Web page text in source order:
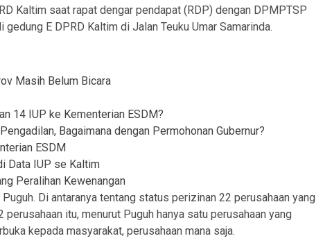
Kaltim saat rapat dengar pendapat (RDP) dengan DPMPTSP
E DPRD Kaltim di Jalan Teuku Umar Samarinda.
Masih Belum Bicara
14 IUP ke Kementerian ESDM?
Bagaimana dengan Permohonan Gubernur?
ESDM
Data IUP se Kaltim
Peralihan Kewenangan
Di antaranya tentang status perizinan 22 perusahaan yang
itu, menurut Puguh hanya satu perusahaan yang
kepada masyarakat, perusahaan mana saja.